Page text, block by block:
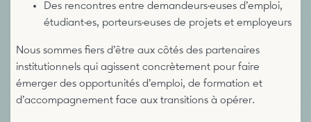
Des rencontres entre demandeurs·euses d’emploi,
étudiant·es, porteurs·euses de projets et employeurs
Nous sommes fiers d’être aux côtés des partenaires
institutionnels qui agissent concrètement pour faire
émerger des opportunités d’emploi, de formation et
d’accompagnement face aux transitions à opérer.